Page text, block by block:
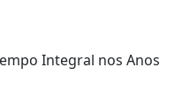
Integral nos Anos